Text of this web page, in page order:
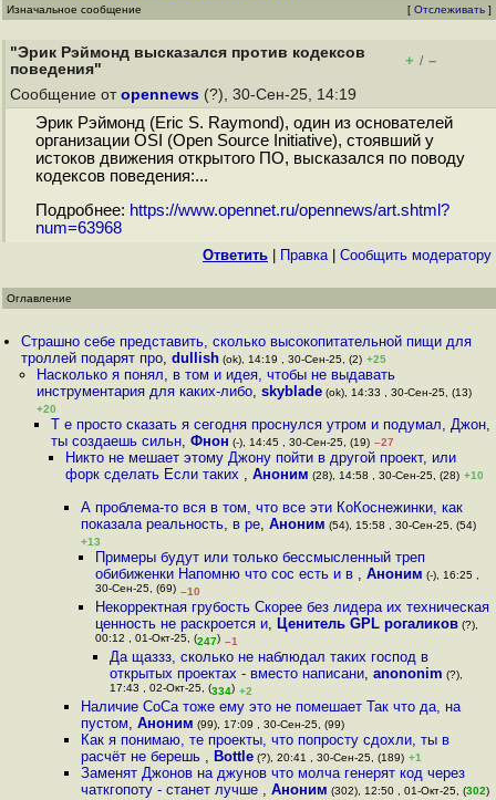
Изначальное сообщение [ Отслеживать ]
"Эрик Рэймонд высказался против кодексов
поведения"
+ / –
Сообщение от opennews (?), 30-Сен-25, 14:19
Эрик Рэймонд (Eric S. Raymond), один из основателей
организации OSI (Open Source Initiative), стоявший у
истоков движения открытого ПО, высказался по поводу
кодексов поведения:...
Подробнее: https://www.opennet.ru/opennews/art.shtml?
num=63968
Ответить Правка| Cообщить модератору
Оглавление
Страшно себе представить, сколько высокопитательной пищи для
троллей подарят про,dullish (ok), 14:19 , 30-Сен-25, (2) +25
Насколько я понял, в том и идея, чтобы не выдавать
инструментария для каких-либо, skyblade(ok), 14:33 , 30-Сен-25, (13)
+20
Т е просто сказать я сегодня проснулся утром и подумал, Джон,
ты создаешь сильн, Фнон (-), 14:45 , 30-Сен-25, (19) –27
Никто не мешает этому Джону пойти в другой проект, или
форк сделать Если таких ,Аноним (28), 14:58 , 30-Сен-25, (28) +10
А проблема-то вся в том, что все эти КоКоснежинки, как
показала реальность, в ре, Аноним (54), 15:58 , 30-Сен-25, (54)
+13
Примеры будут или только бессмысленный треп
обибиженки Напомню что coc есть и в , Аноним (-), 16:25 ,
30-Сен-25, (69) –10
Некорректная грубость Скорее без лидера их техническая
ценность не раскроется и, Ценитель GPL рогаликов(?),
00:12 , 01-Окт-25, (247) –1
Да щаззз, сколько не наблюдал таких господ в
открытых проектах - вместо написани,anononim (?),
17:43 , 02-Окт-25, (334) +2
Наличие CoCa тоже ему это не помешает Так что да, на
пустом, Аноним (99), 17:09 , 30-Сен-25, (99)
Как я понимаю, те проекты, что попросту сдохли, ты в
расчёт не берешь , Bottle(?), 20:41 , 30-Сен-25, (189) +1
Заменят Джонов на джунов что молча генерят код через
чаткгопоту - станет лучше , Аноним (302), 12:50 , 01-Окт-25, (302)